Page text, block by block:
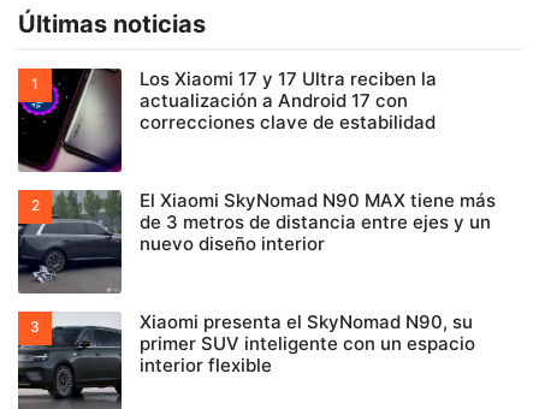
Últimas noticias
Los Xiaomi 17 y 17 Ultra reciben la
actualización a Android 17 con
correcciones clave de estabilidad
El Xiaomi SkyNomad N90 MAX tiene más
de 3 metros de distancia entre ejes y un
nuevo diseño interior
Xiaomi presenta el SkyNomad N90, su
primer SUV inteligente con un espacio
interior flexible